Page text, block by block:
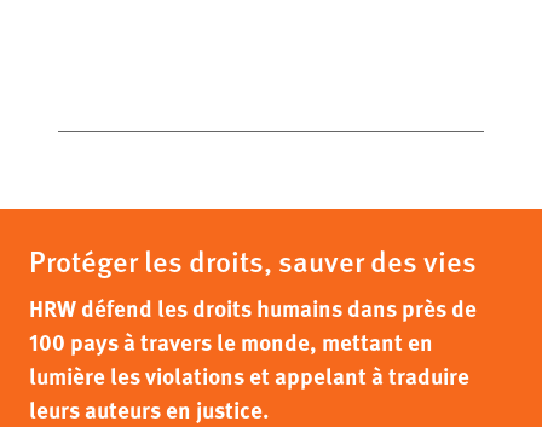
Protéger les droits, sauver des vies
HRW défend les droits humains dans près de
100 pays à travers le monde, mettant en
lumière les violations et appelant à traduire
leurs auteurs en justice.